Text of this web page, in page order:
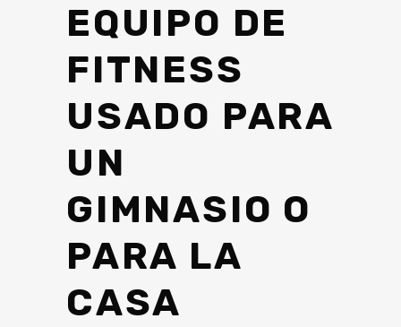
EQUIPO DE
FITNESS
USADO PARA
UN
GIMNASIO O
PARA LA
CASA